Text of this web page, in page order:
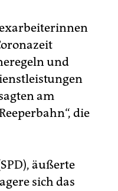
und
am
die
äußerte
sich das